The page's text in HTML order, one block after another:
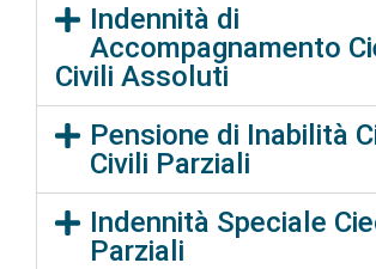
Indennità di
Accompagnamento
Civili Assoluti
Pensione di Inabilità
Civili Parziali
Indennità Speciale
Parziali